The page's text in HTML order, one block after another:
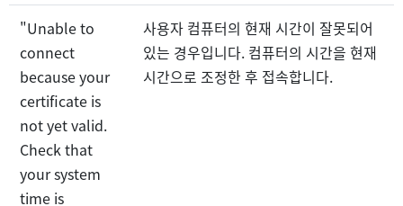
"Unable to
connect
because your
certificate is
not yet valid.
Check that
your system
time is
사용자 컴퓨터의 현재 시간이 잘못되어
있는 경우입니다. 컴퓨터의 시간을 현재
시간으로 조정한 후 접속합니다.